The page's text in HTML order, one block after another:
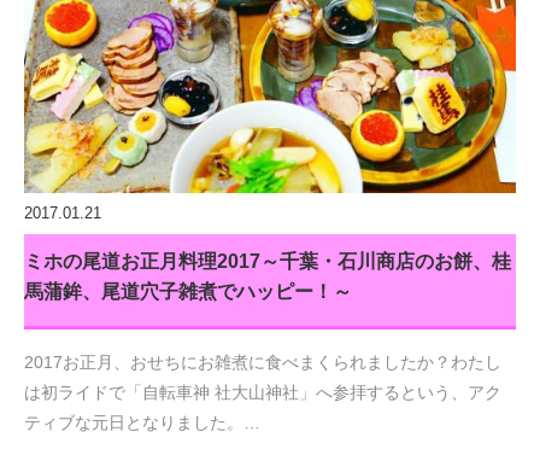
2017.01.21
ミホの尾道お正月料理2017～千葉・石川商店のお餅、桂
馬蒲鉾、尾道穴子雑煮でハッピー！～
2017お正月、おせちにお雑煮に食べまくられましたか？わたし
は初ライドで「自転車神 社大山神社」へ参拝するという、アク
ティブな元日となりました。…